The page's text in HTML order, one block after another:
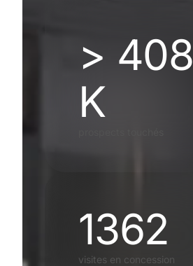
> 408
K
1362
visites en concession